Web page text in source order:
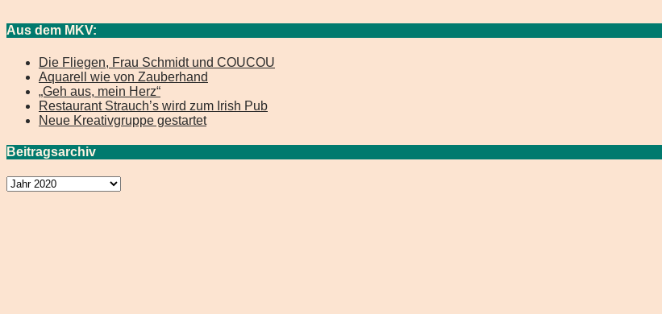
Aus dem MKV:
Die Fliegen, Frau Schmidt und COUCOU
Aquarell wie von Zauberhand
„Geh aus, mein Herz“
Restaurant Strauch’s wird zum Irish Pub
Neue Kreativgruppe gestartet
Beitragsarchiv
Beitragsarchiv